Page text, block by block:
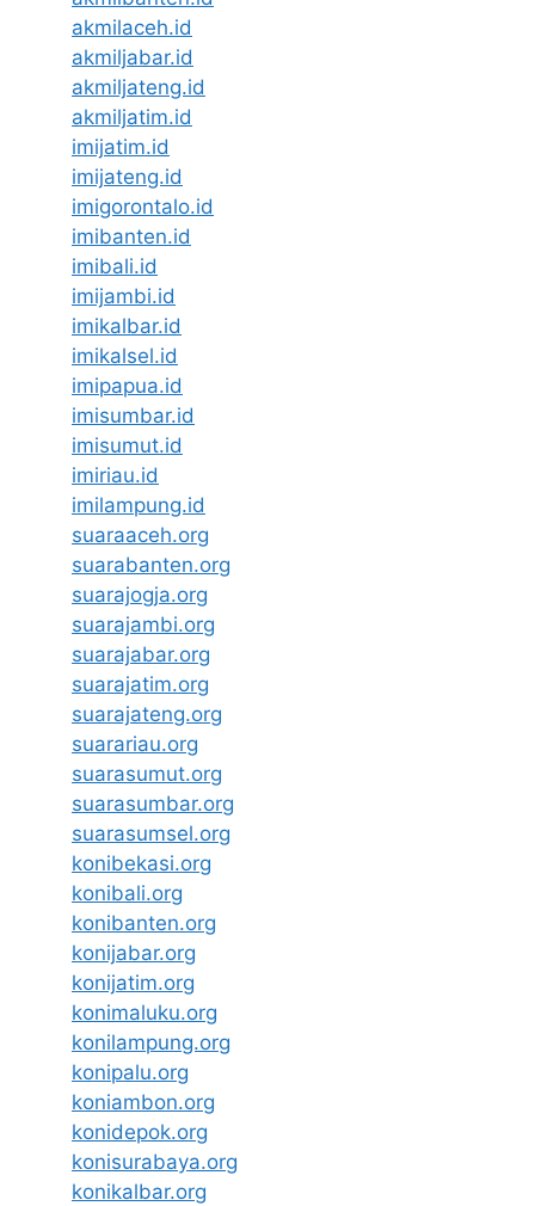
akmilaceh.id
akmiljabar.id
akmiljateng.id
akmiljatim.id
imijatim.id
imijateng.id
imigorontalo.id
imibanten.id
imibali.id
imijambi.id
imikalbar.id
imikalsel.id
imipapua.id
imisumbar.id
imisumut.id
imiriau.id
imilampung.id
suaraaceh.org
suarabanten.org
suarajogja.org
suarajambi.org
suarajabar.org
suarajatim.org
suarajateng.org
suarariau.org
suarasumut.org
suarasumbar.org
suarasumsel.org
konibekasi.org
konibali.org
konibanten.org
konijabar.org
konijatim.org
konimaluku.org
konilampung.org
konipalu.org
koniambon.org
konidepok.org
konisurabaya.org
konikalbar.org